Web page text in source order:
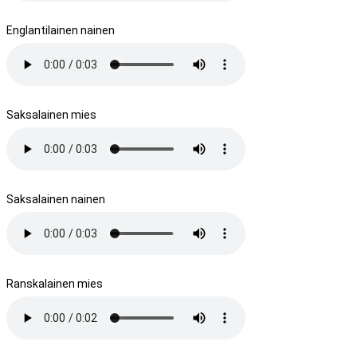
Englantilainen nainen
Saksalainen mies
Saksalainen nainen
Ranskalainen mies